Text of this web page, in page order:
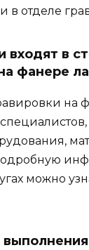
в отделе
входят в
фанере
на
можно